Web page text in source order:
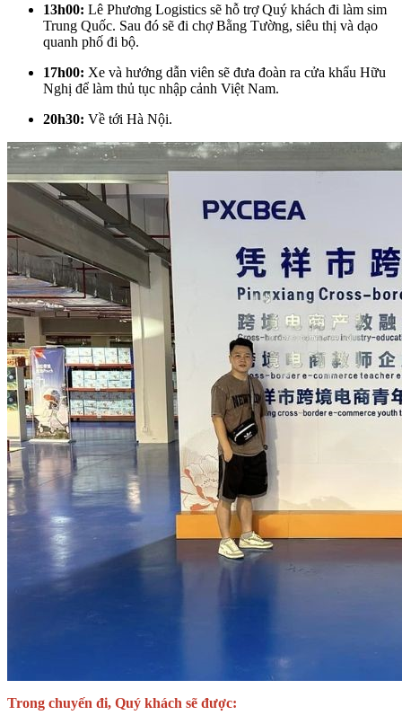
13h00: Lê Phương Logistics sẽ hỗ trợ Quý khách đi làm sim
Trung Quốc. Sau đó sẽ đi chợ Bằng Tường, siêu thị và dạo
quanh phố đi bộ.
17h00: Xe và hướng dẫn viên sẽ đưa đoàn ra cửa khẩu Hữu
Nghị để làm thủ tục nhập cảnh Việt Nam.
20h30: Về tới Hà Nội.
Trong chuyến đi, Quý khách sẽ được: